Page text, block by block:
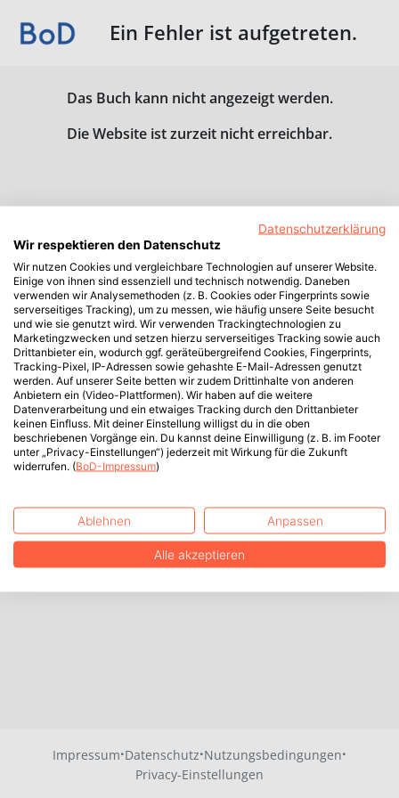
Ein Fehler ist aufgetreten.
Das Buch kann nicht angezeigt werden.
Die Website ist zurzeit nicht erreichbar.
Impressum·Datenschutz·Nutzungsbedingungen·
Privacy-Einstellungen
Datenschutzerklärung
Wir respektieren den Datenschutz
Wir nutzen Cookies und vergleichbare Technologien auf unserer Website.
Einige von ihnen sind essenziell und technisch notwendig. Daneben
verwenden wir Analysemethoden (z. B. Cookies oder Fingerprints sowie
serverseitiges Tracking), um zu messen, wie häufig unsere Seite besucht
und wie sie genutzt wird. Wir verwenden Trackingtechnologien zu
Marketingzwecken und setzen hierzu serverseitiges Tracking sowie auch
Drittanbieter ein, wodurch ggf. geräteübergreifend Cookies, Fingerprints,
Tracking-Pixel, IP-Adressen sowie gehashte E-Mail-Adressen genutzt
werden. Auf unserer Seite betten wir zudem Drittinhalte von anderen
Anbietern ein (Video-Plattformen). Wir haben auf die weitere
Datenverarbeitung und ein etwaiges Tracking durch den Drittanbieter
keinen Einfluss. Mit deiner Einstellung willigst du in die oben
beschriebenen Vorgänge ein. Du kannst deine Einwilligung (z. B. im Footer
unter „Privacy-Einstellungen“) jederzeit mit Wirkung für die Zukunft
widerrufen. (BoD-Impressum)
Ablehnen Anpassen
Alle akzeptieren